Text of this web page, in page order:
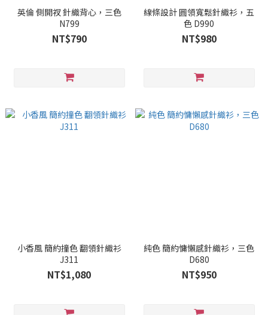
英倫 側開衩 針織背心，三色
N799
NT$790
線條設計 圓領寬鬆針織衫，五
色 D990
NT$980
小香風 簡約撞色 翻領針織衫
J311
NT$1,080
純色 簡約慵懶感針織衫，三色
D680
NT$950